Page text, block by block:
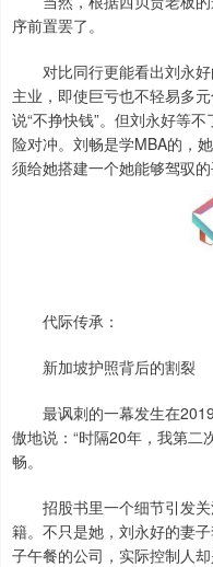
序前置罢了。
对比同行更能看出刘永好
主业，即使巨亏也不轻易多
说“不挣快钱”。但刘永好等
险对冲。刘畅是学MBA的，
须给她搭建一个她能够驾驭的
代际传承：
新加坡护照背后的割裂
最讽刺的一幕发生在2019
傲地说：“时隔20年，我第二
畅。
招股书里一个细节引发关
籍。不只是她，刘永好的妻
子午餐的公司，实际控制人却